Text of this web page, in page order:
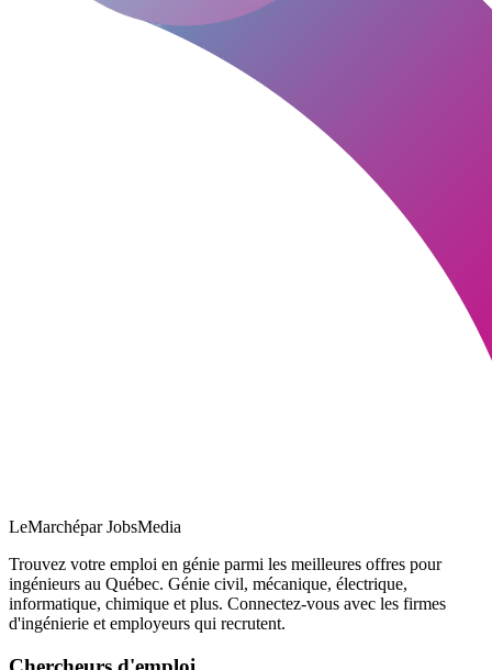
LeMarchépar JobsMedia
Trouvez votre emploi en génie parmi les meilleures offres pour
ingénieurs au Québec. Génie civil, mécanique, électrique,
informatique, chimique et plus. Connectez-vous avec les firmes
d'ingénierie et employeurs qui recrutent.